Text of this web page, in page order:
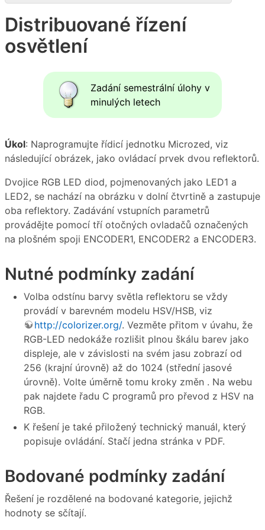
Distribuované řízení
osvětlení
Zadání semestrální úlohy v
minulých letech
Úkol: Naprogramujte řídicí jednotku Microzed, viz
následující obrázek, jako ovládací prvek dvou reflektorů.
Dvojice RGB LED diod, pojmenovaných jako LED1 a
LED2, se nachází na obrázku v dolní čtvrtině a zastupuje
oba reflektory. Zadávání vstupních parametrů
provádějte pomocí tří otočných ovladačů označených
na plošném spoji ENCODER1, ENCODER2 a ENCODER3.
Nutné podmínky zadání
Volba odstínu barvy světla reflektoru se vždy
provádí v barevném modelu HSV/HSB, viz
http://colorizer.org/. Vezměte přitom v úvahu, že
RGB-LED nedokáže rozlišit plnou škálu barev jako
displeje, ale v závislosti na svém jasu zobrazí od
256 (krajní úrovně) až do 1024 (střední jasové
úrovně). Volte úměrně tomu kroky změn . Na webu
pak najdete řadu C programů pro převod z HSV na
RGB.
K řešení je také přiložený technický manuál, který
popisuje ovládání. Stačí jedna stránka v PDF.
Bodované podmínky zadání
Řešení je rozdělené na bodované kategorie, jejichž
hodnoty se sčítají.